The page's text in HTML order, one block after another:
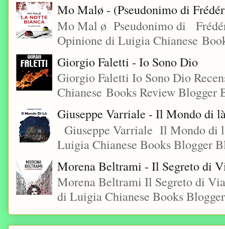
Mo Malø - (Pseudonimo di
Mo Mal ø Pseudonimo di
Opinione di Luigia Chianese
Giorgio Faletti - Io Sono Dio
Giorgio Faletti Io Sono Dio
Chianese Books Review
Giuseppe Varriale - Il Mondo di
Giuseppe Varriale Il Mondo di
Luigia Chianese Books
Morena Beltrami - Il Segreto di
Morena Beltrami Il Segreto di
di Luigia Chianese Books